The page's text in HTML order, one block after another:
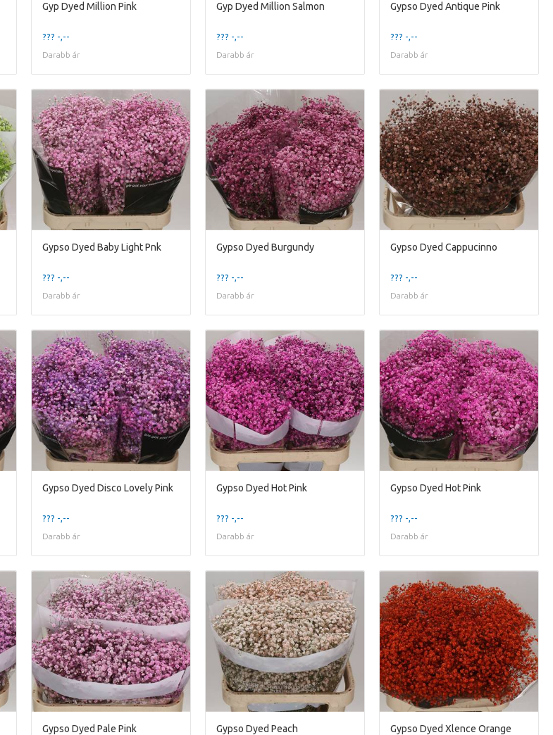
Gyp Dyed Million Pink
??? -,--
Darabb ár
Gyp Dyed Million Salmon
??? -,--
Darabb ár
Gypso Dyed Antique Pink
??? -,--
Darabb ár
Gypso Dyed Baby Light Pnk
??? -,--
Darabb ár
Gypso Dyed Burgundy
??? -,--
Darabb ár
Gypso Dyed Cappucinno
??? -,--
Darabb ár
Gypso Dyed Disco Lovely Pink
??? -,--
Darabb ár
Gypso Dyed Hot Pink
??? -,--
Darabb ár
Gypso Dyed Hot Pink
??? -,--
Darabb ár
Gypso Dyed Pale Pink Gypso Dyed Peach Gypso Dyed Xlence Orange